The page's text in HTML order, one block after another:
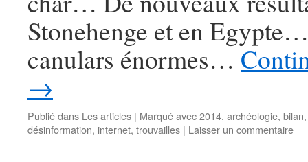
Stonehenge et en
canulars énormes…
→
Publié dans Les articles | Marqué avec2014, archéologie, bilan
désinformation, internet, trouvailles | Laisser un commentaire